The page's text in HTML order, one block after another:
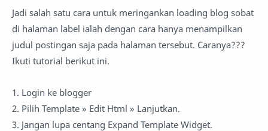
Jadi salah satu cara untuk meringankan loading blog sobat
di halaman label ialah dengan cara hanya menampilkan
judul postingan saja pada halaman tersebut. Caranya???
Ikuti tutorial berikut ini.
1. Login ke blogger
2. Pilih Template » Edit Html » Lanjutkan.
3. Jangan lupa centang Expand Template Widget.